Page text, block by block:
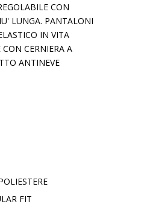
CON
LUNGA. PANTALONI
IN VITA
CERNIERA A
ANTINEVE
FIT